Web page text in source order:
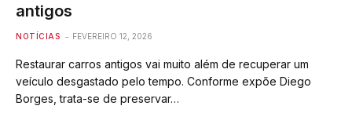
antigos
NOTÍCIAS FEVEREIRO 12, 2026
Restaurar carros antigos vai muito além de recuperar um
veículo desgastado pelo tempo. Conforme expõe Diego
Borges, trata-se de preservar…